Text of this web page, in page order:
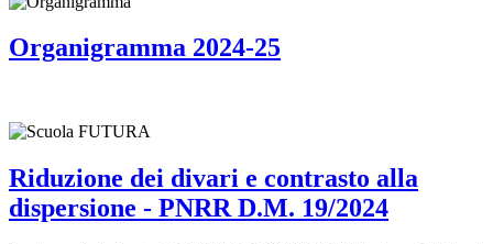
Organigramma 2024-25
Riduzione dei divari e contrasto alla
dispersione - PNRR D.M. 19/2024